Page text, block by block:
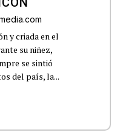
y criada en el
su niñez,
se sintió
del país, la...